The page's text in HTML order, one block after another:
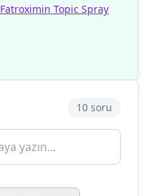
Fatroximin Topic Spray
10 soru